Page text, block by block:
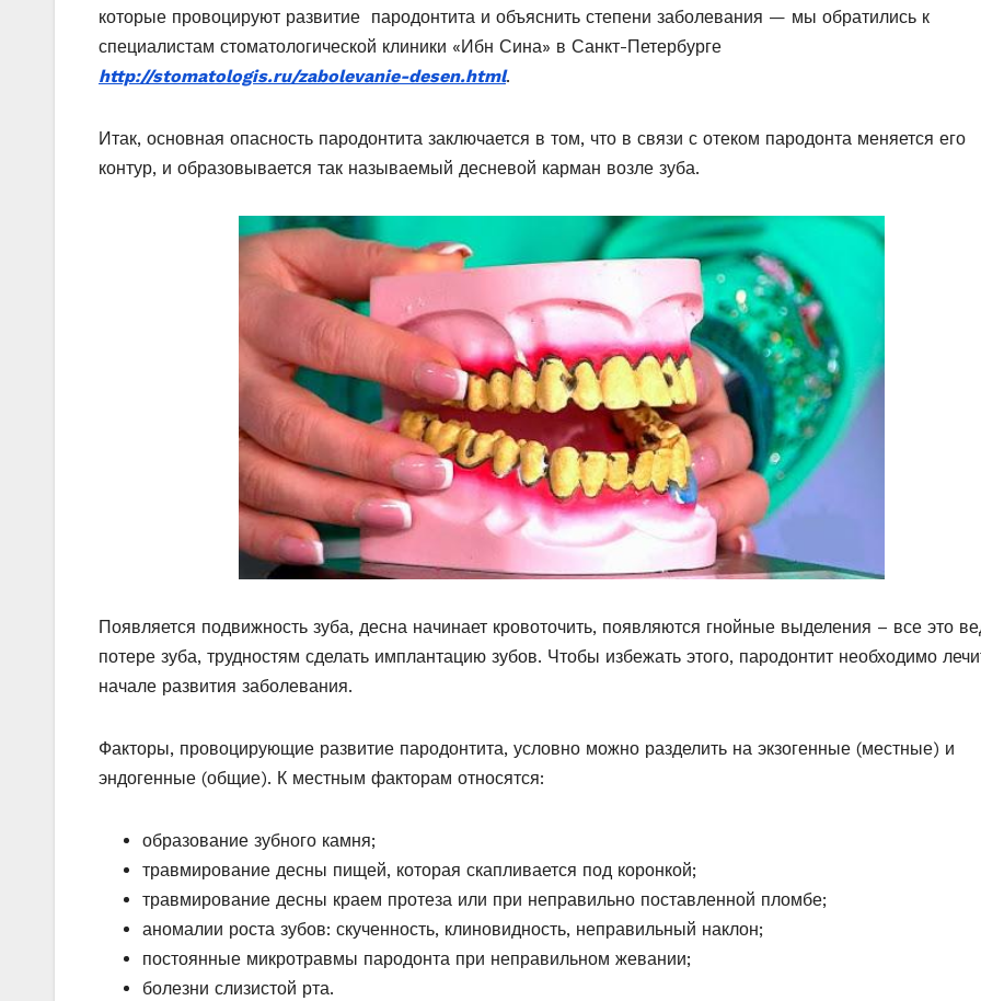
которые провоцируют развитие пародонтита и объяснить степени заболевания — мы обратились к
специалистам стоматологической клиники «Ибн Сина» в Санкт-Петербурге
http://stomatologis.ru/zabolevanie-desen.html.
Итак, основная опасность пародонтита заключается в том, что в связи с отеком пародонта меняется его
контур, и образовывается так называемый десневой карман возле зуба.
Появляется подвижность зуба, десна начинает кровоточить, появляются гнойные выделения – все это
потере зуба, трудностям сделать имплантацию зубов. Чтобы избежать этого, пародонтит необходимо
начале развития заболевания.
Факторы, провоцирующие развитие пародонтита, условно можно разделить на экзогенные (местные) и
эндогенные (общие). К местным факторам относятся:
образование зубного камня;
травмирование десны пищей, которая скапливается под коронкой;
травмирование десны краем протеза или при неправильно поставленной пломбе;
аномалии роста зубов: скученность, клиновидность, неправильный наклон;
постоянные микротравмы пародонта при неправильном жевании;
болезни слизистой рта.